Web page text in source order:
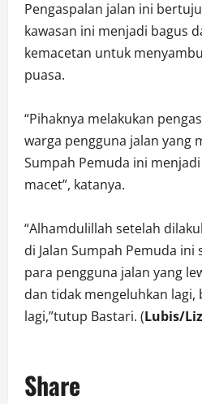
Pengaspalan jalan ini
kawasan ini menjadi bagus
kemacetan untuk
puasa.
“Pihaknya melakukan
warga pengguna jalan yang
Sumpah Pemuda ini
macet”, katanya.
“Alhamdulillah setelah
di Jalan Sumpah Pemuda ini
para pengguna jalan yang
dan tidak mengeluhkan lagi,
lagi,”tutup Bastari. (Lubis/
Share